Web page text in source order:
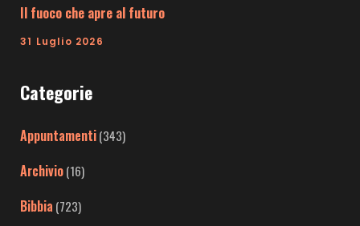
Il fuoco che apre al futuro
31 Luglio 2026
Categorie
Appuntamenti(343)
Archivio(16)
Bibbia (723)